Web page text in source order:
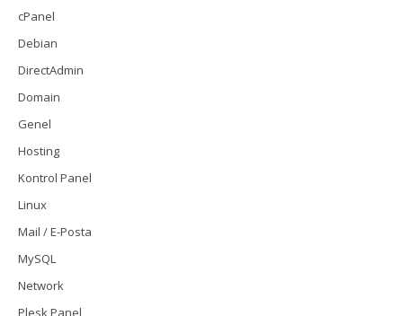
cPanel
Debian
DirectAdmin
Domain
Genel
Hosting
Kontrol Panel
Linux
Mail / E-Posta
MySQL
Network
Plesk Panel